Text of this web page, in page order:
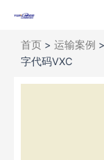
首页 > 运输案例 >
字代码VXC